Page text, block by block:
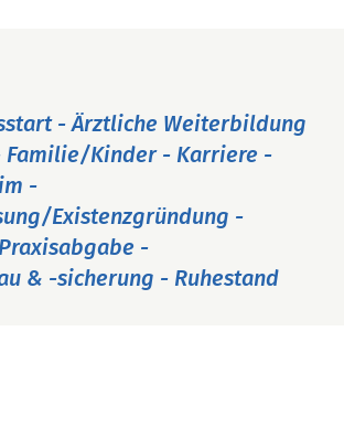
- Ärztliche Weiterbildung
Familie/Kinder - Karriere -
-
Existenzgründung -
-
& -sicherung - Ruhestand